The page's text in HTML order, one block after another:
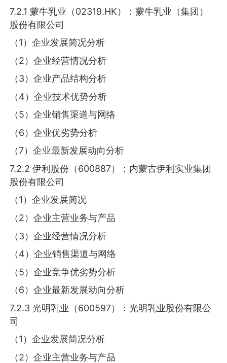
7.2.1 蒙牛乳业（02319.HK）：蒙牛乳业（集团）
股份有限公司
（1）企业发展简况分析
（2）企业经营情况分析
（3）企业产品结构分析
（4）企业技术优势分析
（5）企业销售渠道与网络
（6）企业优劣势分析
（7）企业最新发展动向分析
7.2.2 伊利股份（600887）：内蒙古伊利实业集团
股份有限公司
（1）企业发展简况
（2）企业主营业务与产品
（3）企业经营情况分析
（4）企业销售渠道与网络
（5）企业竞争优劣势分析
（6）企业最新发展动向分析
7.2.3 光明乳业（600597）：光明乳业股份有限公
司
（1）企业发展简况分析
（2）企业主营业务与产品